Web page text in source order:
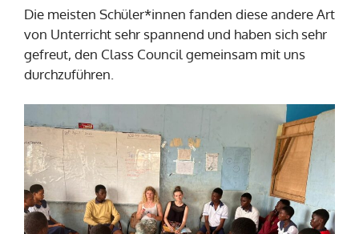
Die meisten Schüler*innen fanden diese andere Art
von Unterricht sehr spannend und haben sich sehr
gefreut, den Class Council gemeinsam mit uns
durchzuführen.